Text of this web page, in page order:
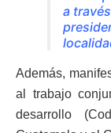
a
Además,
al trabajo
desarrollo